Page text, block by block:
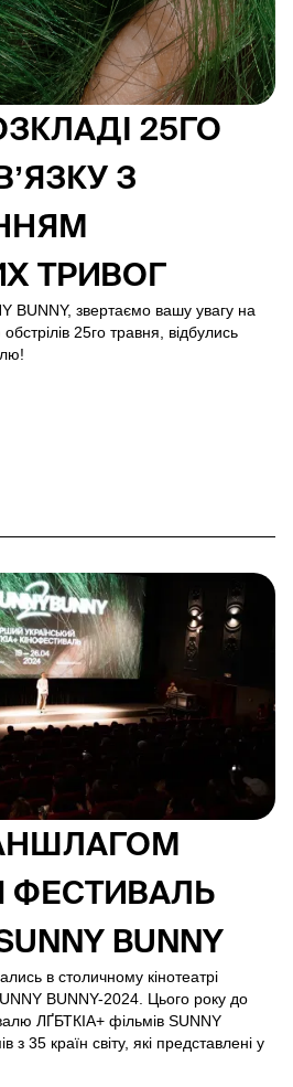
25ГО
З
ТРИВОГ
BUNNY, звертаємо вашу увагу на
25го травня, відбулись
ФЕСТИВАЛЬ
BUNNY
в столичному кінотеатрі
BUNNY-2024. Цього року до
ЛҐБТКІА+ фільмів SUNNY
з 35 країн світу, які представлені у